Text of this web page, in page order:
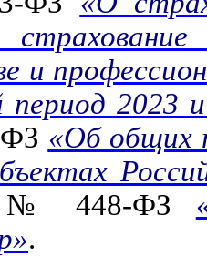
и
период 2023
«Об общих
№ 448-ФЗ
.